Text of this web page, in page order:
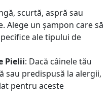
scurtă, aspră sau
Alege un șampon care să
ale tipului de
Pielii: Dacă câinele tău
sau predispusă la alergii,
pentru aceste